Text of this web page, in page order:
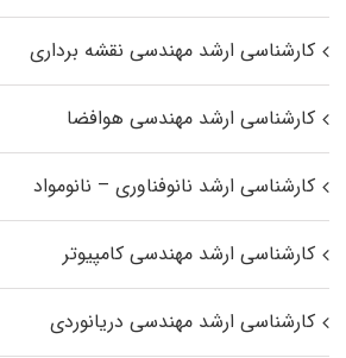
کارشناسی ارشد مهندسی نقشه برداری
کارشناسی ارشد مهندسی هوافضا
کارشناسی ارشد نانوفناوری – نانومواد
کارشناسی ارشد مهندسی کامپیوتر
کارشناسی ارشد مهندسی دریانوردی